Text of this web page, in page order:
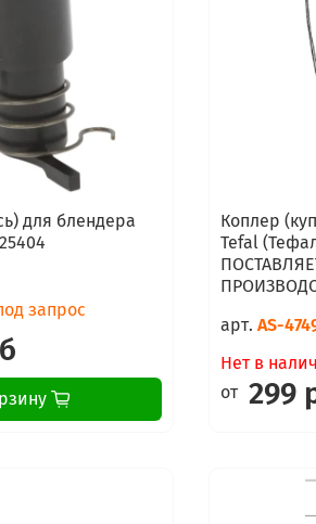
для блендера
запрос
Коплер
Tefal
арт.AS-
Нет в
от 299